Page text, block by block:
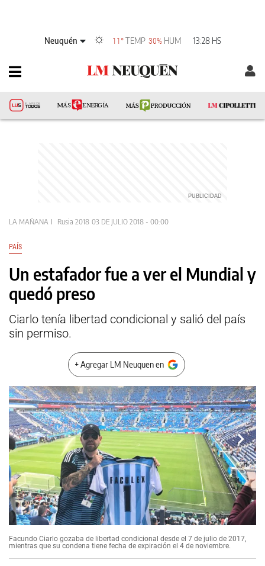
Neuquén 11° TEMP 30% HUM 13:28 HS
LA MAÑANA Rusia 2018 03 DE JULIO 2018 - 00:00
PAÍS
Un estafador fue a ver el Mundial y
quedó preso
Ciarlo tenía libertad condicional y salió del país
sin permiso.
+ Agregar LM Neuquen en
Facundo Ciarlo gozaba de libertad condicional desde el 7 de julio de 2017,
mientras que su condena tiene fecha de expiración el 4 de noviembre.